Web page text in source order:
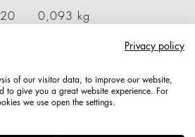
0,093 kg
0,000 kg
Privacy policy
of our visitor data, to improve our website,
to give you a great website experience. For
we use open the settings.